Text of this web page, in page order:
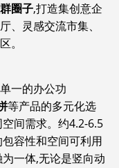
圈子,打造集创意企
、灵感交流市集、
。
一的办公功
等产品的多元化选
间需求。约4.2-6.5
容性和空间可利用
一体,无论是竖向动